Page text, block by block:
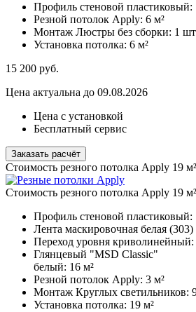
Профиль стеновой пластиковый:
Резной потолок Apply: 6 м²
Монтаж Люстры без сборки: 1
Установка потолка: 6 м²
15 200 руб.
Цена актуальна до 09.08.2026
Цена с установкой
Бесплатный сервис
Заказать расчёт
Стоимость резного потолка Apply 19 м²
Стоимость резного потолка Apply 19 м²
Профиль стеновой пластиковый:
Лента маскировочная белая
Переход уровня криволинейный:
Глянцевый "MSD Classic"
белый: 16 м²
Резной потолок Apply: 3 м²
Монтаж Круглых светильников:
Установка потолка: 19 м²